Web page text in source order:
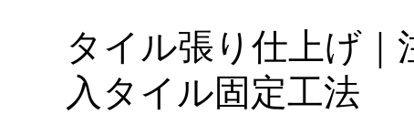
タイル張り仕上げ
入タイル固定工法